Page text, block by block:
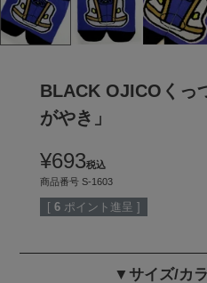
BLACK OJICOくっ
がやき」
¥693税込
商品番号 S-1603
[ 6 ポイント進呈 ]
▼サイズ/カ